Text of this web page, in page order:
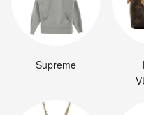
Supreme